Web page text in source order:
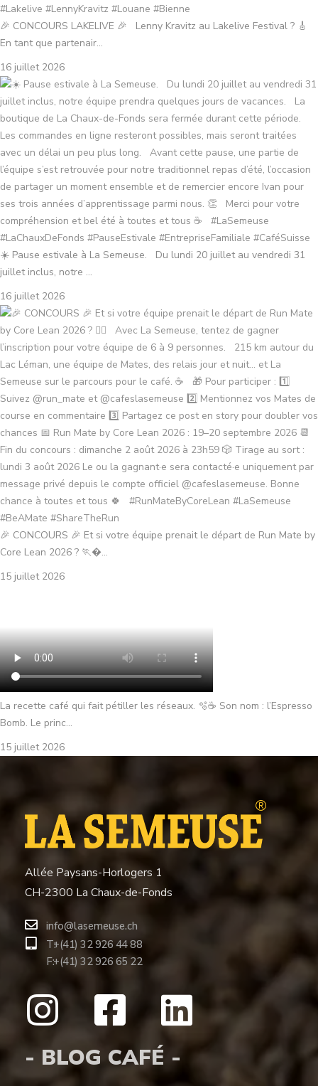
🎉 CONCOURS LAKELIVE 🎉 Lenny Kravitz au Lakelive Festival ? 🎸
En tant que partenair...
16 juillet 2026
☀️ Pause estivale à La Semeuse. Du lundi 20 juillet au vendredi 31
juillet inclus, notre ...
16 juillet 2026
🎉 CONCOURS 🎉 Et si votre équipe prenait le départ de Run Mate by
Core Lean 2026 ? 🏃�...
15 juillet 2026
La recette café qui fait pétiller les réseaux. 🫧☕ Son nom : l’Espresso
Bomb. Le princ...
15 juillet 2026
Allée Paysans-Horlogers 1
CH-2300 La Chaux-de-Fonds
info@lasemeuse.ch
T:
F:
+(41) 32 926 44 88
+(41) 32 926 65 22
- BLOG CAFÉ -